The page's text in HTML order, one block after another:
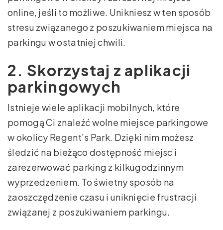
online, jeśli to możliwe. Unikniesz w ten sposób
stresu związanego z poszukiwaniem miejsca na
parkingu w ostatniej chwili.
2. Skorzystaj z aplikacji
parkingowych
Istnieje wiele aplikacji mobilnych, które
pomogą Ci znaleźć wolne miejsce parkingowe
w okolicy Regent’s Park. Dzięki nim możesz
śledzić na bieżąco dostępność miejsc i
zarezerwować parking z kilkugodzinnym
wyprzedzeniem. To świetny sposób na
zaoszczędzenie czasu i uniknięcie frustracji
związanej z poszukiwaniem parkingu.